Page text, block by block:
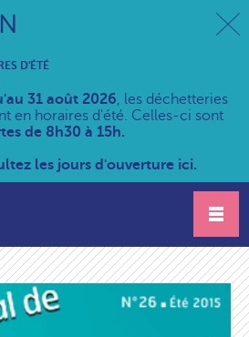
D'ÉTÉ
31 août 2026, les déchetteries
en horaires d'été. Celles-ci sont
de 8h30 à 15h.
les jours d'ouverture ici.